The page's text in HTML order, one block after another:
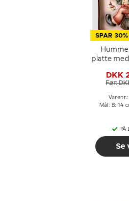
SPAR 30%
platte
DKK
Før:
Mål: B: 14
PÅ
Se